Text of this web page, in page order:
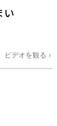
い
ビデオを観る